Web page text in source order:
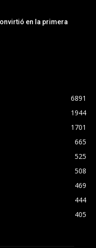
en la primera
6891
1944
1701
665
525
508
469
444
405